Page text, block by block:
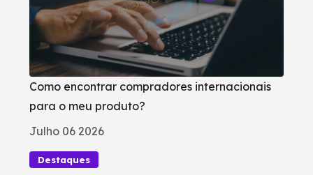
Como encontrar compradores internacionais
para o meu produto?
Julho 06 2026
Destaques